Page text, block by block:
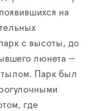
на
с высоты, до
люнета —
тылом. Парк был
где